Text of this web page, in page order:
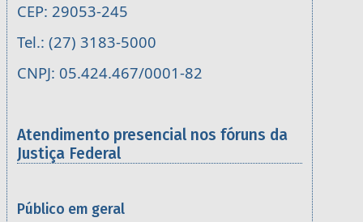
CEP: 29053-245
Tel.: (27) 3183-5000
CNPJ: 05.424.467/0001-82
Atendimento presencial nos fóruns da
Justiça Federal
Público em geral